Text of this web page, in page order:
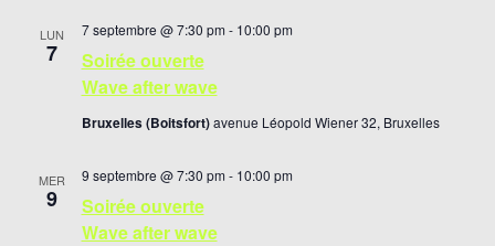
LUN
7
Soirée ouverte
Wave after wave
7 septembre @ 7:30 pm - 10:00 pm
Bruxelles (Boitsfort)avenue Léopold Wiener 32, Bruxelles
MER
9
Soirée ouverte
Wave after wave
9 septembre @ 7:30 pm - 10:00 pm